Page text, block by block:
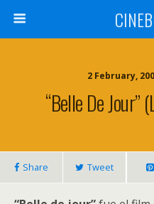
2 February,
“Belle De Jour”
Share Tweet